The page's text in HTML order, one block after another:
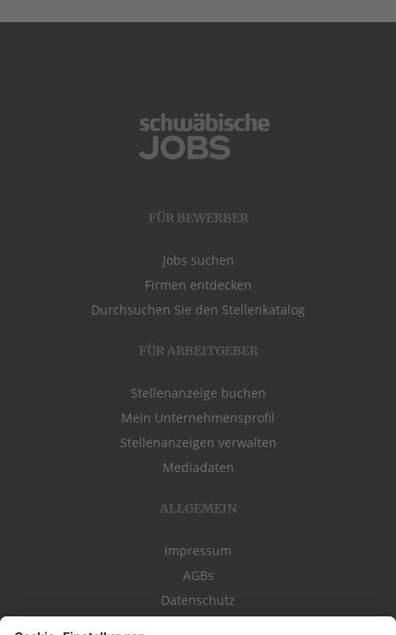
FÜR BEWERBER
Jobs suchen
Firmen entdecken
Durchsuchen Sie den Stellenkatalog
FÜR ARBEITGEBER
Stellenanzeige buchen
Mein Unternehmensprofil
Stellenanzeigen verwalten
Mediadaten
ALLGEMEIN
Impressum
AGBs
Datenschutz